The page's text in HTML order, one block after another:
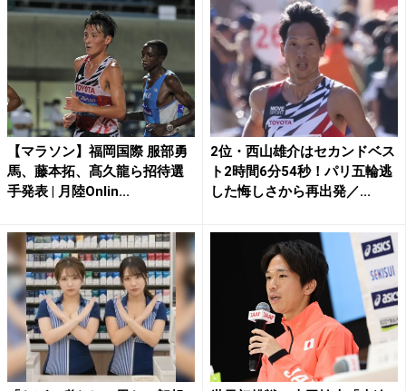
【マラソン】福岡国際 服部勇
馬、藤本拓、髙久龍ら招待選
手発表 | 月陸Onlin...
2位・西山雄介はセカンドベス
ト2時間6分54秒！パリ五輪逃
した悔しさから再出発／...